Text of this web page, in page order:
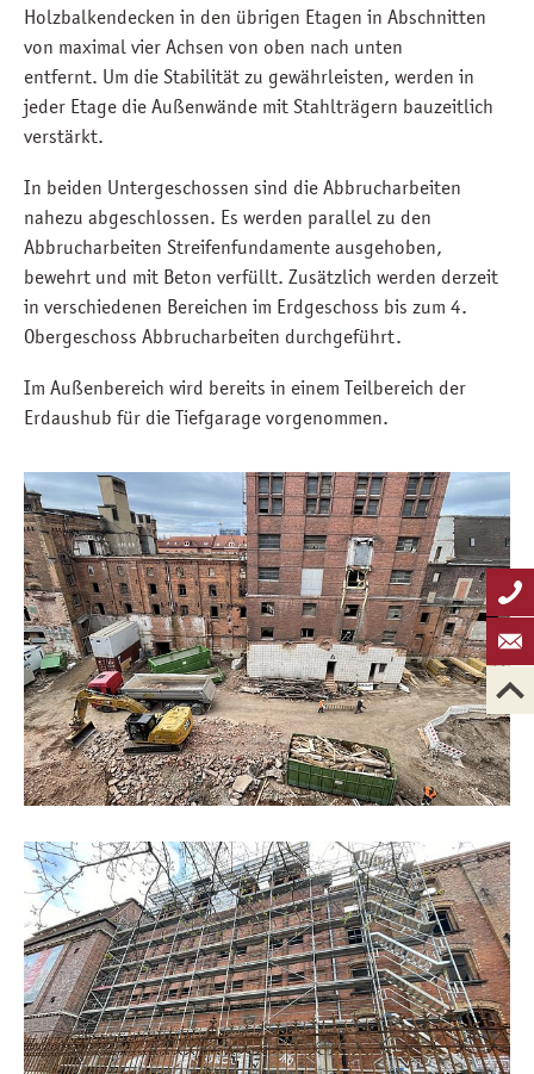
Holzbalkendecken in den übrigen Etagen in Abschnitten
von maximal vier Achsen von oben nach unten
entfernt. Um die Stabilität zu gewährleisten, werden in
jeder Etage die Außenwände mit Stahlträgern bauzeitlich
verstärkt.
In beiden Untergeschossen sind die Abbrucharbeiten
nahezu abgeschlossen. Es werden parallel zu den
Abbrucharbeiten Streifenfundamente ausgehoben,
bewehrt und mit Beton verfüllt. Zusätzlich werden derzeit
in verschiedenen Bereichen im Erdgeschoss bis zum 4.
Obergeschoss Abbrucharbeiten durchgeführt.
Im Außenbereich wird bereits in einem Teilbereich der
Erdaushub für die Tiefgarage vorgenommen.